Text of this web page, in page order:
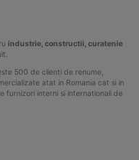
industrie, constructii, curatenie
500 de clienti de renume,
atat in Romania cat si in
furnizori interni si internationali de